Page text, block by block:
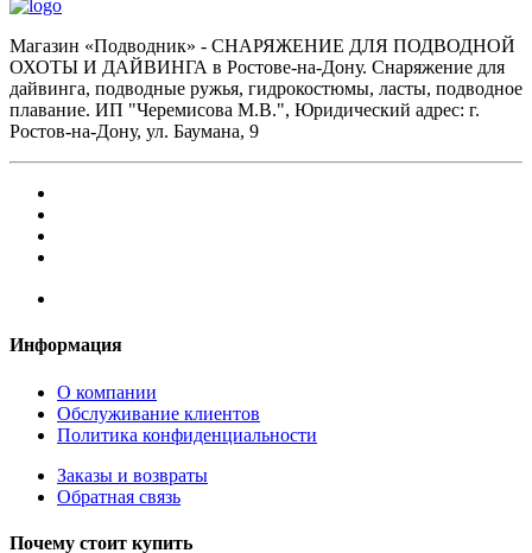
Магазин «Подводник» - СНАРЯЖЕНИЕ ДЛЯ ПОДВОДНОЙ
ОХОТЫ И ДАЙВИНГА в Ростове-на-Дону. Снаряжение для
дайвинга, подводные ружья, гидрокостюмы, ласты, подводное
плавание. ИП "Черемисова М.В.", Юридический адрес: г.
Ростов-на-Дону, ул. Баумана, 9
Информация
О компании
Обслуживание клиентов
Политика конфиденциальности
Заказы и возвраты
Обратная связь
Почему стоит купить